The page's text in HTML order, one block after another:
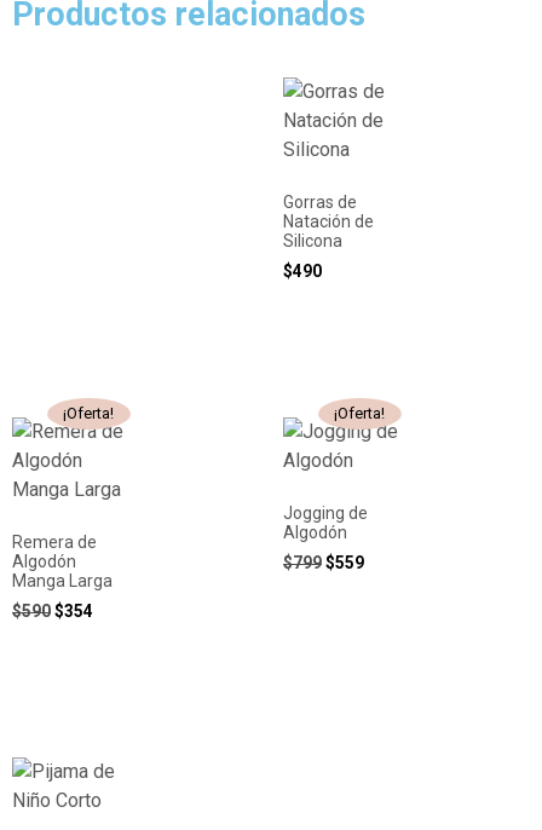
Productos relacionados
Gorras de
Natación de
Silicona
$490
¡Oferta!
Remera de
Algodón
Manga Larga
$590$354
¡Oferta!
Jogging de
Algodón
$799$559